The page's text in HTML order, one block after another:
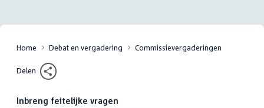
Home Debat en vergadering Commissievergaderingen
Delen
Inbreng feitelijke vragen